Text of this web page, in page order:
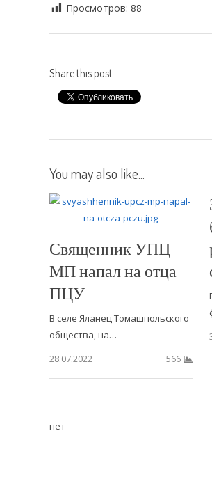
Просмотров: 88
Share this post
You may also like...
Священник УПЦ
МП напал на отца
ПЦУ
В селе Яланец Томашпольского
общества, на…
28.07.2022
566
нет